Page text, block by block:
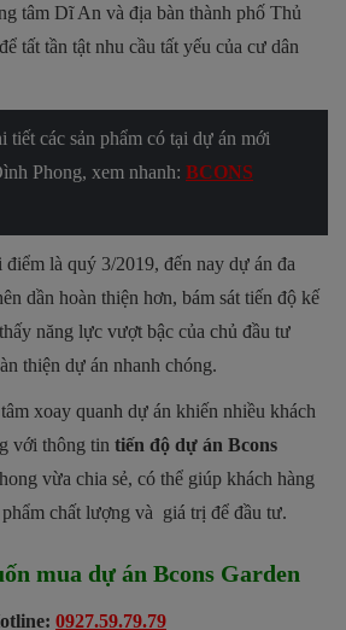
tâm Dĩ An và địa bàn thành phố Thủ
tất tần tật nhu cầu tất yếu của cư dân
tiết các sản phẩm có tại dự án mới
Phong, xem nhanh: BCONS
là quý 3/2019, đến nay dự án đa
dần hoàn thiện hơn, bám sát tiến độ kế
năng lực vượt bậc của chủ đầu tư
thiện dự án nhanh chóng.
xoay quanh dự án khiến nhiều khách
với thông tin tiến độ dự án Bcons
vừa chia sẻ, có thể giúp khách hàng
chất lượng và giá trị để đầu tư.
mua dự án Bcons Garden
0927.59.79.79